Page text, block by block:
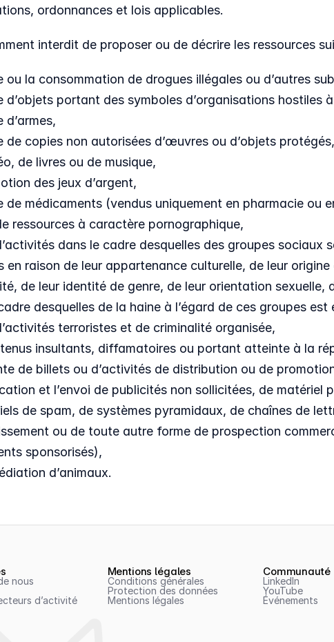
ordonnances et lois applicables.
interdit de proposer ou de décrire les ressources
ou la consommation de drogues illégales ou d’autres
d’objets portant des symboles d’organisations hostiles
d’armes,
de copies non autorisées d’œuvres ou d’objets
de livres ou de musique,
des jeux d’argent,
de médicaments (vendus uniquement en pharmacie ou
ressources à caractère pornographique,
dans le cadre desquelles des groupes sociaux
en raison de leur appartenance culturelle, de leur
de leur identité de genre, de leur orientation sexuelle,
desquelles de la haine à l’égard de ces groupes est
terroristes et de criminalité organisée,
insultants, diffamatoires ou portant atteinte à la
de billets ou d’activités de distribution ou de
et l’envoi de publicités non sollicitées, de matériel
de spam, de systèmes pyramidaux, de chaînes de
ou de toute autre forme de prospection
sponsorisés),
d’animaux.
nous
d’activité
Mentions légales
Conditions générales
Protection des données
Mentions légales
Communauté
LinkedIn
YouTube
Événements